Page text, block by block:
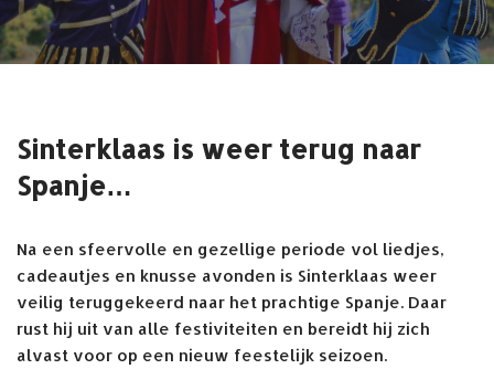
Sinterklaas is weer terug naar
Spanje…
Na een sfeervolle en gezellige periode vol liedjes,
cadeautjes en knusse avonden is Sinterklaas weer
veilig teruggekeerd naar het prachtige Spanje. Daar
rust hij uit van alle festiviteiten en bereidt hij zich
alvast voor op een nieuw feestelijk seizoen.